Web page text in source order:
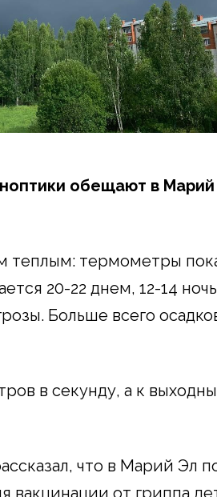
обещают в
теплым: термометры
20-22 днем, 12-14
Больше всего
в секунду, а к
что в Марий Эл
вакцинации от гриппа